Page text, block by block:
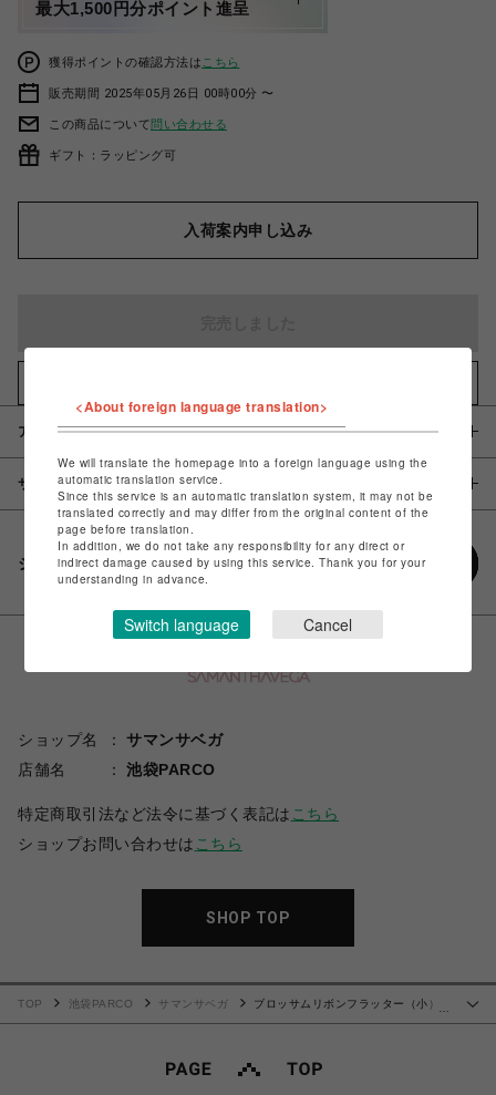
最大1,500円分ポイント進呈
獲得ポイントの確認方法は こちら
販売期間 2025年05月26日 00時00分 〜
この商品について問い合わせる
ギフト：ラッピング可
入荷案内申し込み
アイテム説明 / 素材
サイズ
シェアする
ショップ名
サマンサベガ
店舗名
池袋PARCO
特定商取引法など法令に基づく表記は こちら
ショップお問い合わせは こちら
SHOP TOP
TOP 池袋PARCO サマンサベガ
ブロッサムリボンフラッター（小）
<About foreign language translation>
We will translate the homepage into a foreign language using the
automatic translation service.
Since this service is an automatic translation system, it may not be
translated correctly and may differ from the original content of the
page before translation.
In addition, we do not take any responsibility for any direct or
indirect damage caused by using this service. Thank you for your
understanding in advance.
Switch language Cancel